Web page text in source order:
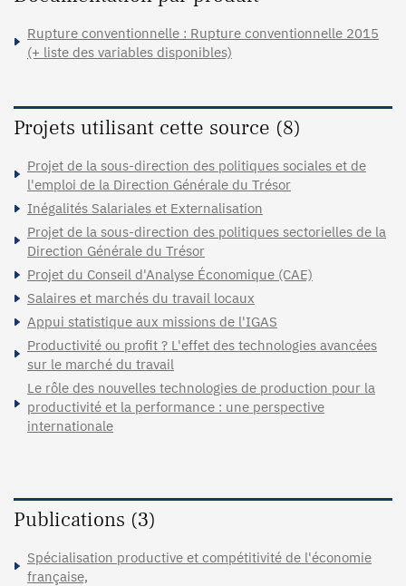
Rupture conventionnelle : Rupture conventionnelle 2015
(+ liste des variables disponibles)
Projets utilisant cette source (8)
Projet de la sous-direction des politiques sociales et de
l'emploi de la Direction Générale du Trésor
Inégalités Salariales et Externalisation
Projet de la sous-direction des politiques sectorielles de la
Direction Générale du Trésor
Projet du Conseil d'Analyse Économique (CAE)
Salaires et marchés du travail locaux
Appui statistique aux missions de l'IGAS
Productivité ou profit ? L'effet des technologies avancées
sur le marché du travail
Le rôle des nouvelles technologies de production pour la
productivité et la performance : une perspective
internationale
Publications (3)
Spécialisation productive et compétitivité de l'économie
française,